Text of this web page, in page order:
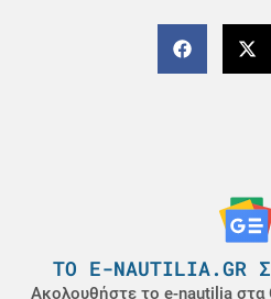
ΤΟ E-NAUTILIA.GR
Ακολουθήστε το e-nautilia στα